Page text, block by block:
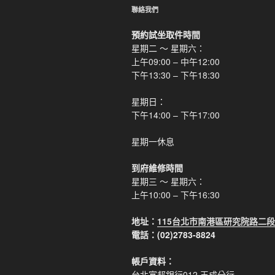
聯絡我們
預約試坐取件時間
星期二 ～ 星期六：
上午09:00 – 中午12:00
下午13:30 – 下午18:30
星期日：
下午14:00 – 下午17:00
星期一休息
到府維修時間
星期三 ～ 星期六：
上午10:00 – 下午16:30
地址： 115台北市南港區研究院路二
電話：(02)2783-8824
帳戶資料：